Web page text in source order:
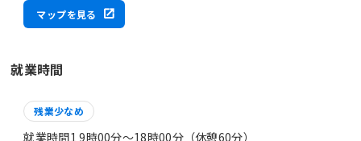
マップを見る
就業時間
残業少なめ
就業時間1 9時00分〜18時00分（休憩60分）